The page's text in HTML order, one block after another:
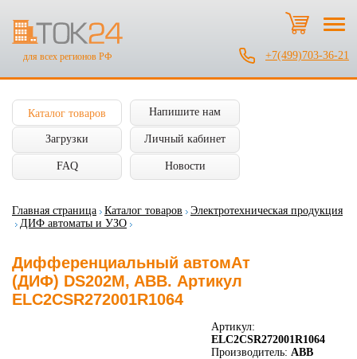
для всех регионов РФ +7(499)703-36-21
Каталог товаров Напишите нам
Загрузки Личный кабинет
FAQ Новости
Главная страница Каталог товаров
Электротехническая продукция
ДИФ автоматы и УЗО
Дифференциальный автомАт
(ДИФ) DS202M, ABB. Артикул
ELC2CSR272001R1064
Артикул:
ELC2CSR272001R1064
Производитель: ABB